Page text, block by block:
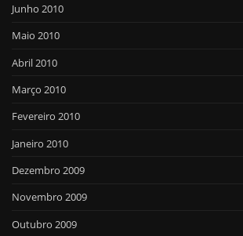
Junho 2010
Maio 2010
Abril 2010
Março 2010
Fevereiro 2010
Janeiro 2010
Dezembro 2009
Novembro 2009
Outubro 2009